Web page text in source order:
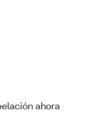
ahora